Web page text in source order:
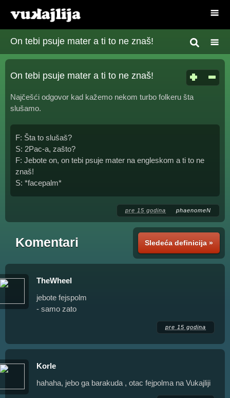
On tebi psuje mater a ti to ne znaš!
On tebi psuje mater a ti to ne znaš!
Najčešći odgovor kad kažemo nekom turbo folkeru šta
slušamo.
F: Šta to slušaš?
S: 2Pac-a, zašto?
F: Jebote on, on tebi psuje mater na engleskom a ti to ne
znaš!
S: *facepalm*
pre 15 godina phaenomeN
Sledeća definicija »
Komentari
TheWheel
jebote fejspolm
- samo zato
pre 15 godina
Korle
hahaha, jebo ga barakuda , otac fejpolma na Vukajliji